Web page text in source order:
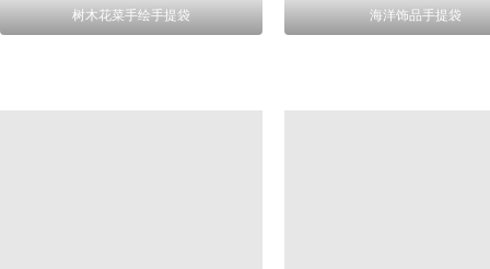
树木花菜手绘手提袋 海洋饰品手提袋